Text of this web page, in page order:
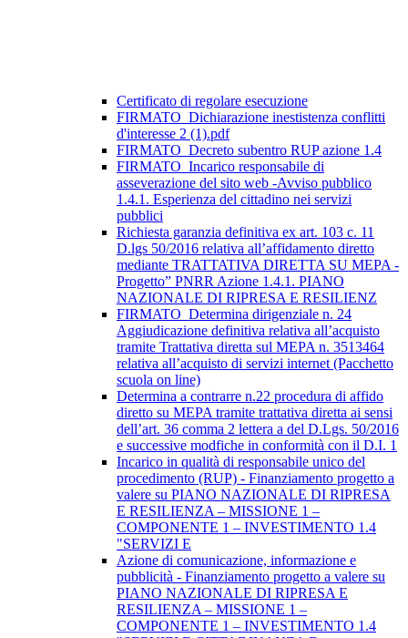
Certificato di regolare esecuzione
FIRMATO_Dichiarazione inestistenza conflitti
d'interesse 2 (1).pdf
FIRMATO_Decreto subentro RUP azione 1.4
FIRMATO_Incarico responsabile di
asseverazione del sito web -Avviso pubblico
1.4.1. Esperienza del cittadino nei servizi
pubblici
Richiesta garanzia definitiva ex art. 103 c. 11
D.lgs 50/2016 relativa all’affidamento diretto
mediante TRATTATIVA DIRETTA SU MEPA -
Progetto” PNRR Azione 1.4.1. PIANO
NAZIONALE DI RIPRESA E RESILIENZ
FIRMATO_Determina dirigenziale n. 24
Aggiudicazione definitiva relativa all’acquisto
tramite Trattativa diretta sul MEPA n. 3513464
relativa all’acquisto di servizi internet (Pacchetto
scuola on line)
Determina a contrarre n.22 procedura di affido
diretto su MEPA tramite trattativa diretta ai sensi
dell’art. 36 comma 2 lettera a del D.Lgs. 50/2016
e successive modfiche in conformità con il D.I. 1
Incarico in qualità di responsabile unico del
procedimento (RUP) - Finanziamento progetto a
valere su PIANO NAZIONALE DI RIPRESA
E RESILIENZA – MISSIONE 1 –
COMPONENTE 1 – INVESTIMENTO 1.4
"SERVIZI E
Azione di comunicazione, informazione e
pubblicità - Finanziamento progetto a valere su
PIANO NAZIONALE DI RIPRESA E
RESILIENZA – MISSIONE 1 –
COMPONENTE 1 – INVESTIMENTO 1.4